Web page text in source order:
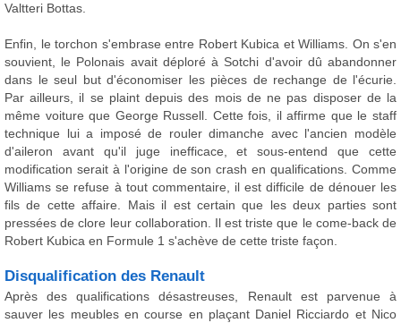
Valtteri Bottas.
Enfin, le torchon s'embrase entre Robert Kubica et Williams. On s'en
souvient, le Polonais avait déploré à Sotchi d'avoir dû abandonner
dans le seul but d'économiser les pièces de rechange de l'écurie.
Par ailleurs, il se plaint depuis des mois de ne pas disposer de la
même voiture que George Russell. Cette fois, il affirme que le staff
technique lui a imposé de rouler dimanche avec l'ancien modèle
d'aileron avant qu'il juge inefficace, et sous-entend que cette
modification serait à l'origine de son crash en qualifications. Comme
Williams se refuse à tout commentaire, il est difficile de dénouer les
fils de cette affaire. Mais il est certain que les deux parties sont
pressées de clore leur collaboration. Il est triste que le come-back de
Robert Kubica en Formule 1 s'achève de cette triste façon.
Disqualification des Renault
Après des qualifications désastreuses, Renault est parvenue à
sauver les meubles en course en plaçant Daniel Ricciardo et Nico